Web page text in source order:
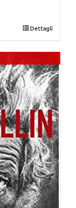
Dettagli